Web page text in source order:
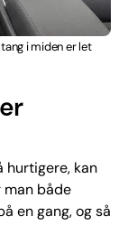
i miden er let
hurtigere, kan
både
en gang, og så